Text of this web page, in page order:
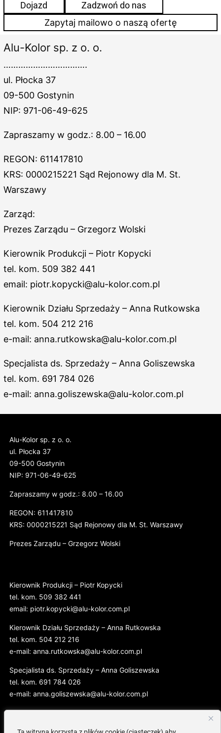
Dojazd
Zadzwoń do nas
Zapytaj mailowo o naszą ofertę
Alu-Kolor sp. z o. o.
…………………………….
ul. Płocka 37
09-500 Gostynin
NIP: 971-06-49-625
Zapraszamy w godz.: 8.00 – 16.00
REGON: 611417810
KRS: 0000215221 Sąd Rejonowy dla M. St.
Warszawy
Zarząd:
Prezes Zarządu – Grzegorz Wolski
Kierownik Produkcji – Piotr Kopycki
tel. kom. 509 382 441
email: piotr.kopycki@alu-kolor.com.pl
Kierownik Działu Sprzedaży – Anna Rutkowska
tel. kom. 504 212 216
e-mail: anna.rutkowska@alu-kolor.com.pl
Specjalista ds. Sprzedaży – Anna Goliszewska
tel. kom. 691 784 026
e-mail: anna.goliszewska@alu-kolor.com.pl
Alu-Kolor sp. z o. o.
ul. Płocka 37
09-500 Gostynin
NIP: 971-06-49-625
Zapraszamy w godz.: 8.00 – 16.00
REGON: 611417810
KRS: 0000215221 Sąd Rejonowy dla M. St. Warszawy
Prezes Zarządu – Grzegorz Wolski
Kierownik Produkcji – Piotr Kopycki
tel. kom. 509 382 441
email: piotr.kopycki@alu-kolor.com.pl
Kierownik Działu Sprzedaży – Anna Rutkowska
tel. kom. 504 212 216
e-mail: anna.rutkowska@alu-kolor.com.pl
Specjalista ds. Sprzedaży – Anna Goliszewska
tel. kom. 691 784 026
e-mail: anna.goliszewska@alu-kolor.com.pl
Copyright alukolor. Wszelkie prawa zastrzeżone. Wszystkie teksty, obrazy, grafiki, pliki